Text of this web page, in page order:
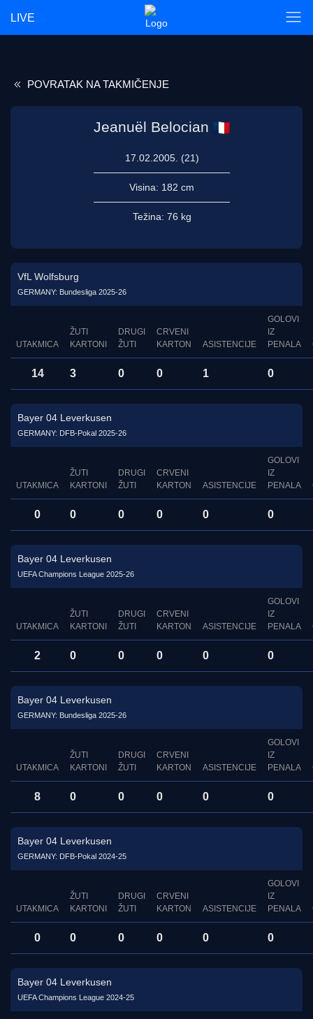
LIVE
POVRATAK NA TAKMIČENJE
Jeanuël Belocian
17.02.2005. (21)
Visina: 182 cm
Težina: 76 kg
VfL Wolfsburg
GERMANY: Bundesliga 2025-26
UTAKMICA
ŽUTI
KARTONI
DRUGI
ŽUTI
CRVENI
KARTON
ASISTENCIJE
GOLOVI
IZ
PENALA
14 3 0 0 1 0
Bayer 04 Leverkusen
GERMANY: DFB-Pokal 2025-26
UTAKMICA
ŽUTI
KARTONI
DRUGI
ŽUTI
CRVENI
KARTON
ASISTENCIJE
GOLOVI
IZ
PENALA
0 0 0 0 0 0
Bayer 04 Leverkusen
UEFA Champions League 2025-26
UTAKMICA
ŽUTI
KARTONI
DRUGI
ŽUTI
CRVENI
KARTON
ASISTENCIJE
GOLOVI
IZ
PENALA
2 0 0 0 0 0
Bayer 04 Leverkusen
GERMANY: Bundesliga 2025-26
UTAKMICA
ŽUTI
KARTONI
DRUGI
ŽUTI
CRVENI
KARTON
ASISTENCIJE
GOLOVI
IZ
PENALA
8 0 0 0 0 0
Bayer 04 Leverkusen
GERMANY: DFB-Pokal 2024-25
UTAKMICA
ŽUTI
KARTONI
DRUGI
ŽUTI
CRVENI
KARTON
ASISTENCIJE
GOLOVI
IZ
PENALA
0 0 0 0 0 0
Bayer 04 Leverkusen
UEFA Champions League 2024-25